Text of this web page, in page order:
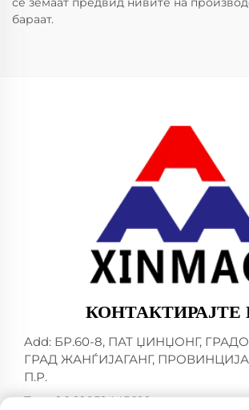
бараат.
КОНТАКТИРАЈТЕ
Add: БР.60-8, ПАТ ЏИНЏОНГ,
ГРАД ЖАНЃИЈАГАНГ,
П.Р.
Тел:+86-18952445692